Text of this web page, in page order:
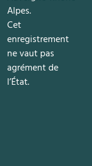
Alpes.
Cet
enregistrement
ne vaut pas
agrément de
l’État.